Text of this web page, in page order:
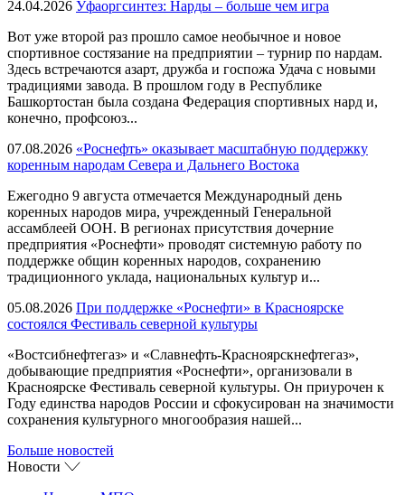
24.04.2026 Уфаоргсинтез: Нарды – больше чем игра
Вот уже второй раз прошло самое необычное и новое
спортивное состязание на предприятии – турнир по нардам.
Здесь встречаются азарт, дружба и госпожа Удача с новыми
традициями завода. В прошлом году в Республике
Башкортостан была создана Федерация спортивных нард и,
конечно, профсоюз...
07.08.2026 «Роснефть» оказывает масштабную поддержку
коренным народам Севера и Дальнего Востока
Ежегодно 9 августа отмечается Международный день
коренных народов мира, учрежденный Генеральной
ассамблеей ООН. В регионах присутствия дочерние
предприятия «Роснефти» проводят системную работу по
поддержке общин коренных народов, сохранению
традиционного уклада, национальных культур и...
05.08.2026 При поддержке «Роснефти» в Красноярске
состоялся Фестиваль северной культуры
«Востсибнефтегаз» и «Славнефть-Красноярскнефтегаз»,
добывающие предприятия «Роснефти», организовали в
Красноярске Фестиваль северной культуры. Он приурочен к
Году единства народов России и сфокусирован на значимости
сохранения культурного многообразия нашей...
Больше новостей
Новости